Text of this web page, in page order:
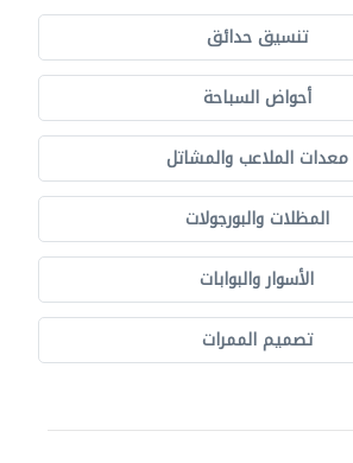
تنسيق حدائق
أحواض السباحة
معدات الملاعب والمشاتل
المظلات والبورجولات
الأسوار والبوابات
تصميم الممرات